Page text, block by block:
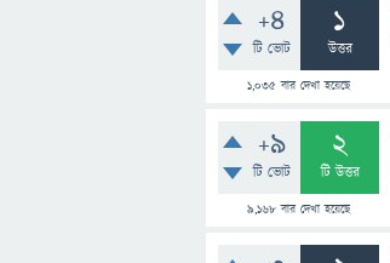
+4
টি ভোট
1
উত্তর
1,035 বার দেখা হয়েছে
+9
টি ভোট
2
টি উত্তর
9,168 বার দেখা হয়েছে